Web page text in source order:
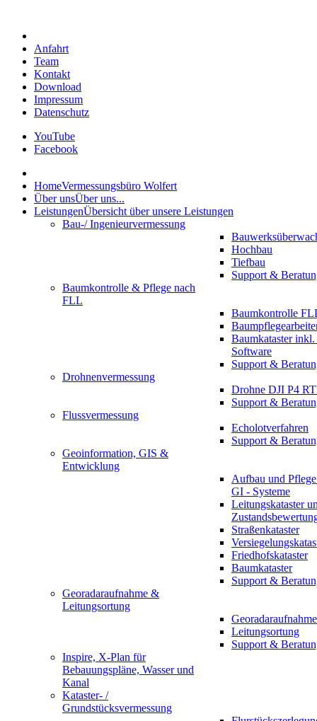
Anfahrt
Team
Kontakt
Download
Impressum
Datenschutz
YouTube
Facebook
HomeVermessungsbüro Wolfert
Über unsÜber uns...
LeistungenÜbersicht über unsere Leistungen
Bau-/ Ingenieurvermessung
Hochbau
Tiefbau
Support &
Baumkontrolle & Pflege nach
FLL
Baumkontrolle
Baumkataster
Software
Support &
Drohnenvermessung
Drohne DJI P4
Support &
Flussvermessung
Echolotverfahren
Support &
Geoinformation, GIS &
Entwicklung
Aufbau und
GI - Systeme
Leitungskataster
Straßenkataster
Friedhofskataster
Baumkataster
Support &
Georadaraufnahme &
Leitungsortung
Georadaraufnahme
Leitungsortung
Support &
Inspire, X-Plan für
Bebauungspläne, Wasser und
Kanal
Kataster- /
Grundstücksvermessung